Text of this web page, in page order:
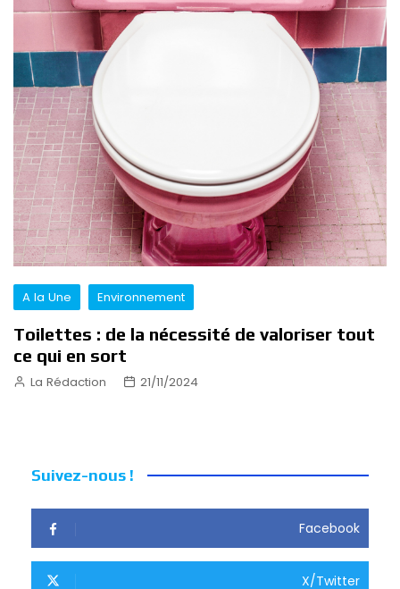
A la Une Environnement
Toilettes : de la nécessité de valoriser tout
ce qui en sort
La Rédaction 21/11/2024
Suivez-nous !
Facebook
X/Twitter